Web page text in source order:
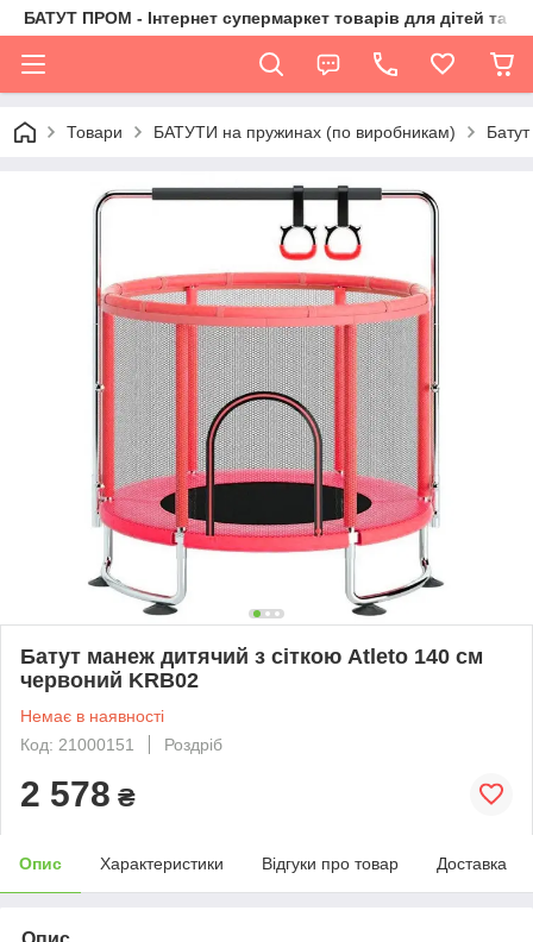
БАТУТ ПРОМ - Інтернет супермаркет товарів для дітей та їх
Товари БАТУТИ на пружинах (по виробникам)
Батут манеж дитячий з сіткою Atleto 140 см
червоний KRB02
Немає в наявності
Код: 21000151
Роздріб
2 578 ₴
Опис Характеристики Відгуки про товар Доставка